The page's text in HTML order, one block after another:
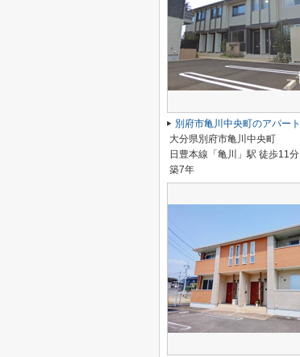
別府市亀川中央町のアパート
大分県別府市亀川中央町
日豊本線「亀川」駅 徒歩11分
築7年